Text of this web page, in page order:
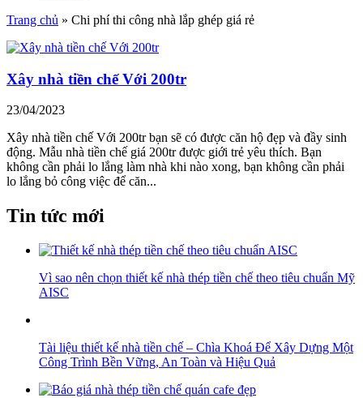
Trang chủ » Chi phí thi công nhà lắp ghép giá rẻ
Xây nhà tiền chế Với 200tr
23/04/2023
Xây nhà tiền chế Với 200tr bạn sẽ có được căn hộ đẹp và đầy sinh
động. Mẫu nhà tiền chế giá 200tr được giới trẻ yêu thích. Bạn
không cần phải lo lắng làm nhà khi nào xong, bạn không cần phải
lo lắng bỏ công việc để căn...
Tin tức mới
Vì sao nên chọn thiết kế nhà thép tiền chế theo tiêu chuẩn Mỹ
AISC
Tài liệu thiết kế nhà tiền chế – Chìa Khoá Để Xây Dựng Một
Công Trình Bền Vững, An Toàn và Hiệu Quả